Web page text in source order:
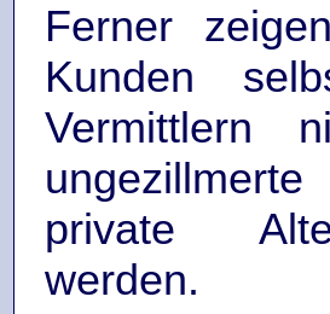
Ferner
Kunden
Vermittlern
private
werden.